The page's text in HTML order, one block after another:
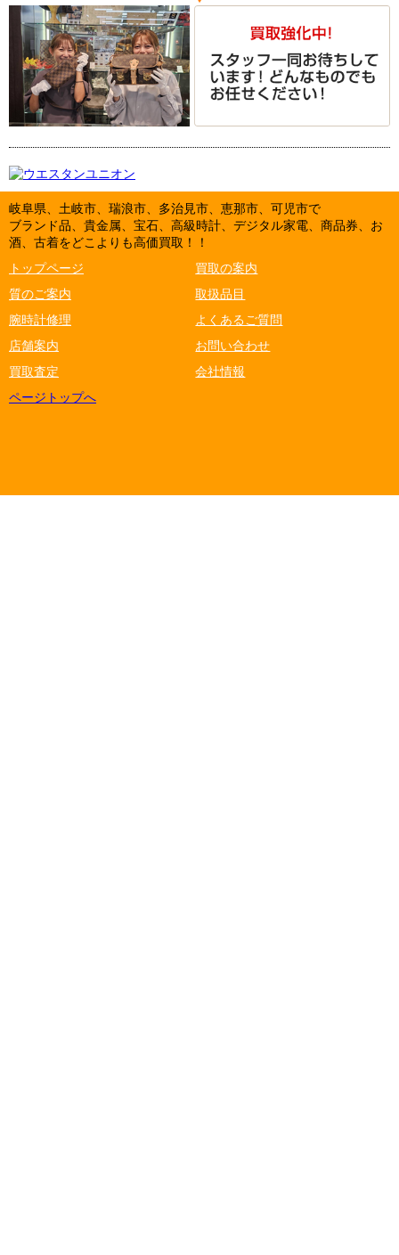
岐阜県、土岐市、瑞浪市、多治見市、恵那市、可児市で
ブランド品、貴金属、宝石、高級時計、デジタル家電、商品券、お
酒、古着をどこよりも高価買取！！
トップページ
買取の案内
質のご案内
取扱品目
腕時計修理
よくあるご質問
店舗案内
お問い合わせ
買取査定
会社情報
ページトップへ